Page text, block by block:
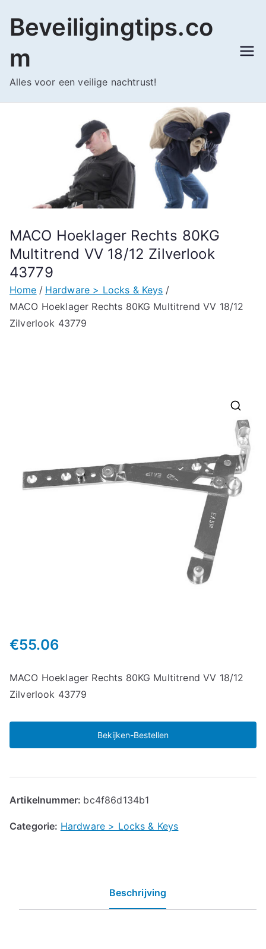
naar
inhoud
Beveiligingtips.co
m
Alles voor een veilige nachtrust!
MACO Hoeklager Rechts 80KG
Multitrend VV 18/12 Zilverlook
43779
Home
Hardware > Locks & Keys
MACO Hoeklager Rechts 80KG Multitrend VV 18/12
Zilverlook 43779
€55.06
MACO Hoeklager Rechts 80KG Multitrend VV 18/12
Zilverlook 43779
Bekijken-Bestellen
Artikelnummer: bc4f86d134b1
Categorie: Hardware > Locks & Keys
Beschrijving